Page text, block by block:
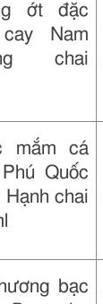
ớt đặc
Nam
chai
mắm cá
Quốc
Hạnh chai
bạc